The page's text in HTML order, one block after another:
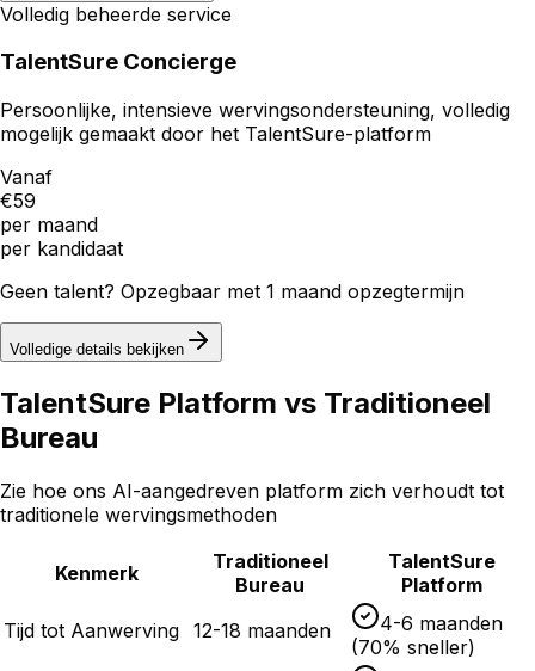
Volledig beheerde service
TalentSure Concierge
Persoonlijke, intensieve wervingsondersteuning, volledig
mogelijk gemaakt door het TalentSure-platform
Vanaf
€59
per maand
per kandidaat
Geen talent? Opzegbaar met 1 maand opzegtermijn
Volledige details bekijken
TalentSure Platform vs Traditioneel
Bureau
Zie hoe ons AI-aangedreven platform zich verhoudt tot
traditionele wervingsmethoden
Kenmerk
Traditioneel
Bureau
TalentSure
Platform
Tijd tot Aanwerving 12-18 maanden
4-6 maanden
(70% sneller)